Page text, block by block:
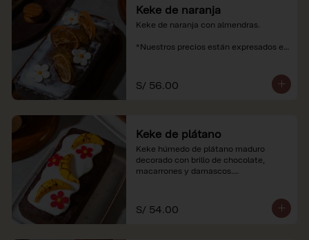
Keke de naranja
Keke de naranja con almendras.
*Nuestros precios están expresados en
S/ 56.00
Keke de plátano
Keke húmedo de plátano maduro
decorado con brillo de chocolate,
macarrones y damascos.
soles e incluyen impuestos de ley y
recargo al consumo.
S/ 54.00